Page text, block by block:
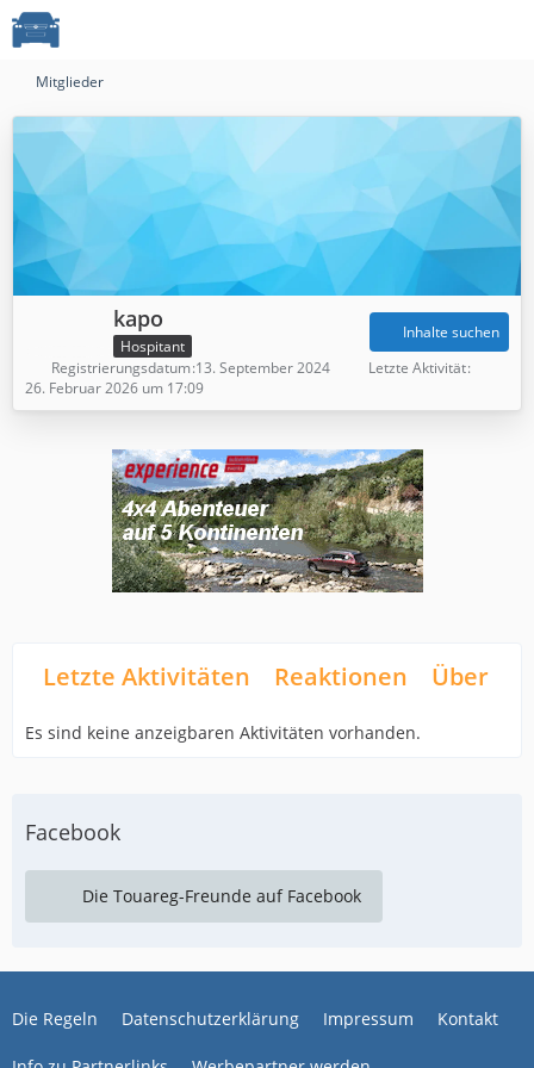
Mitglieder
kapo
Hospitant
Inhalte suchen
Registrierungsdatum 13. September 2024
Letzte Aktivität
26. Februar 2026 um 17:09
Letzte Aktivitäten Reaktionen Über
Es sind keine anzeigbaren Aktivitäten vorhanden.
Facebook
Die Touareg-Freunde auf Facebook
Die Regeln Datenschutzerklärung Impressum Kontakt